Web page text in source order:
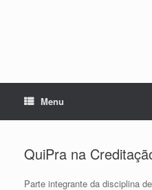
Menu
QuiPra na
Parte integrante da disciplina